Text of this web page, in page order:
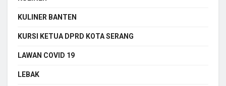
KULINER BANTEN
KURSI KETUA DPRD KOTA SERANG
LAWAN COVID 19
LEBAK